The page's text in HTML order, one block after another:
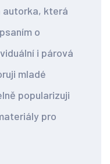
autorka, která
o
i párová
mladé
popularizuji
pro